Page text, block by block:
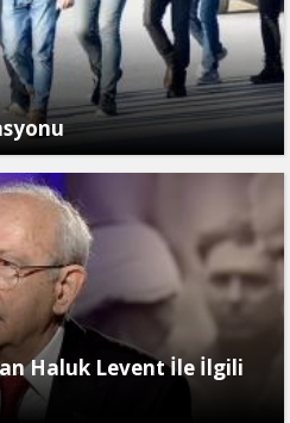
Haluk Levent İle İlgili